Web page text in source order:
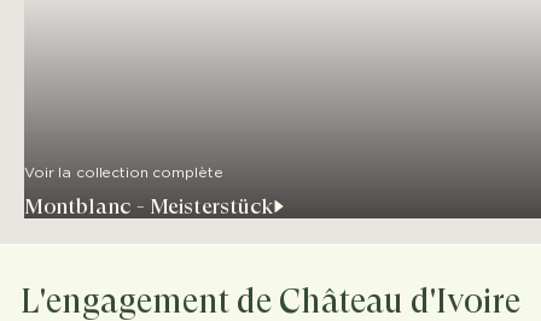
Voir la collection complète
Montblanc - Meisterstück
L'engagement de Château d'Ivoire